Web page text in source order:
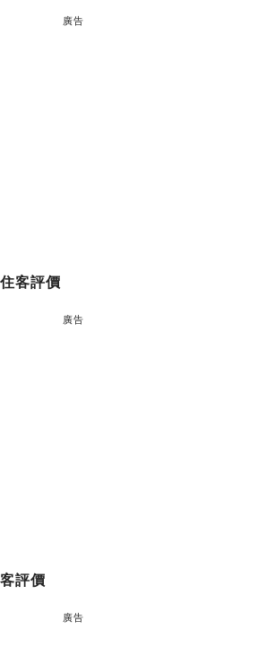
廣告
客評價
廣告
評價
廣告